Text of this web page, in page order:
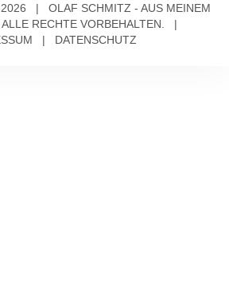
| OLAF SCHMITZ - AUS MEINEM
RECHTE VORBEHALTEN. |
| DATENSCHUTZ